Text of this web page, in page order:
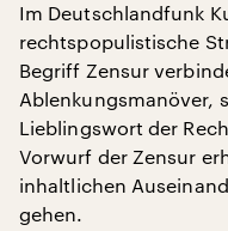
Im Deutschlandfunk
rechtspopulistische
Begriff Zensur
Ablenkungsmanöver,
Lieblingswort der
Vorwurf der Zensur
inhaltlichen
gehen.